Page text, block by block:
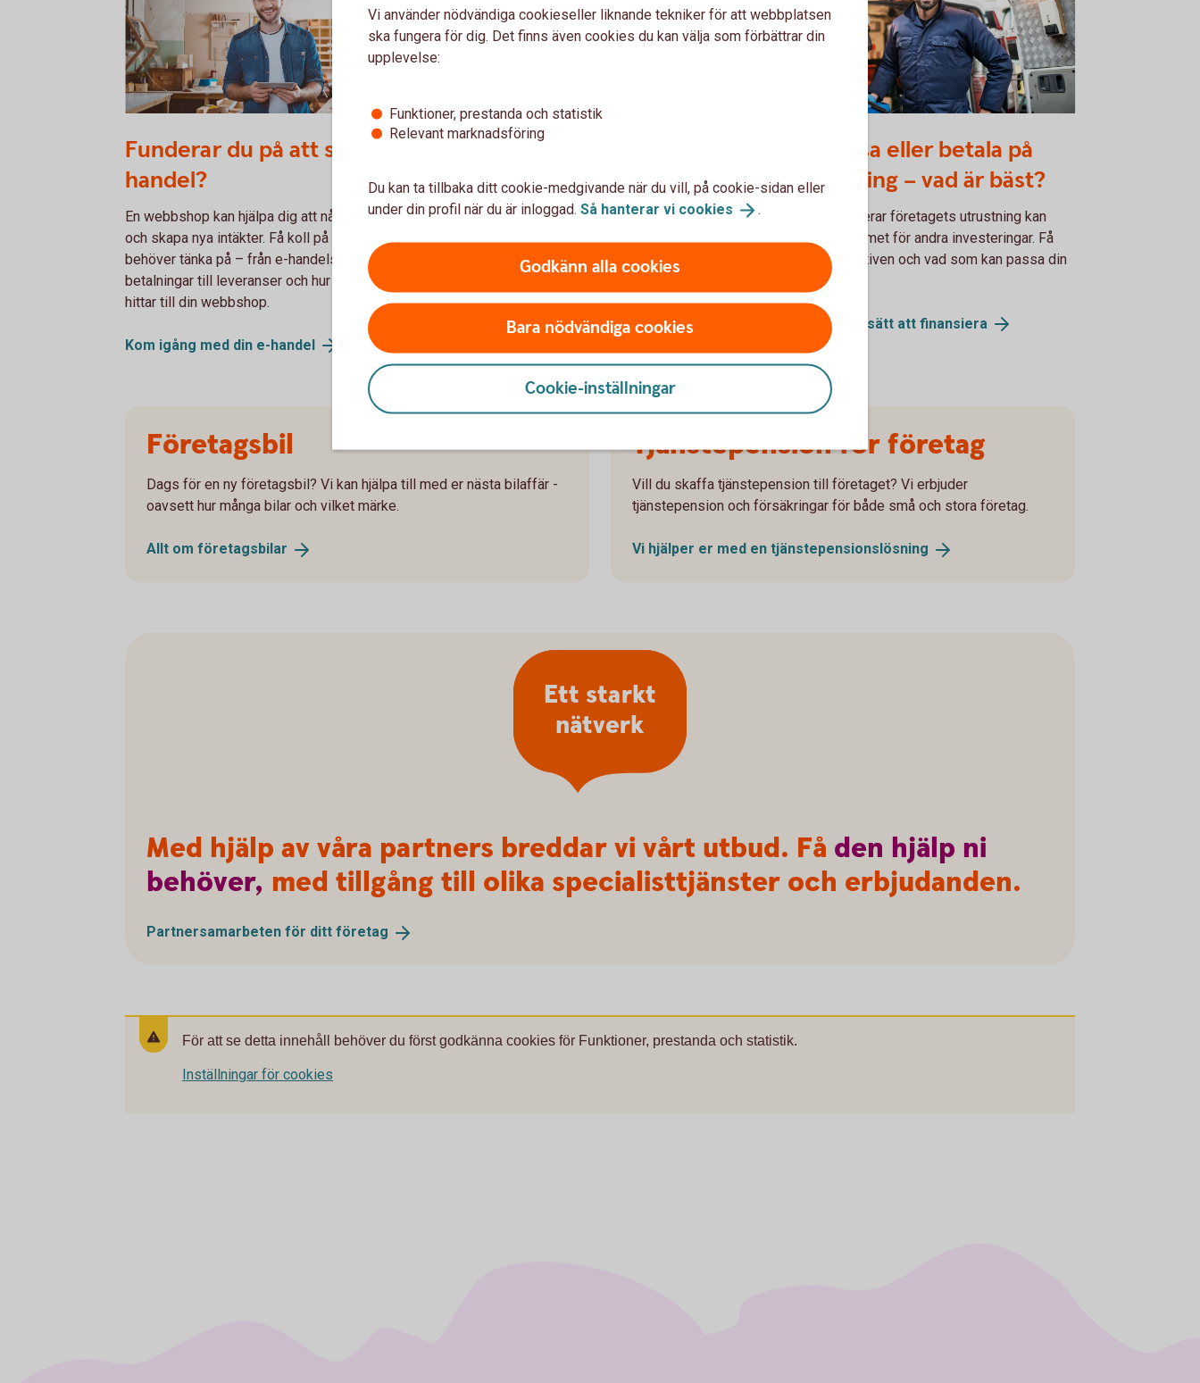
Funderar du på att starta e-
handel?
En webbshop kan hjälpa dig att nå fler kunder
och skapa nya intäkter. Få koll på vad du
behöver tänka på – från e-handelsplattform och
betalningar till leveranser och hur kunderna
hittar till din webbshop.
Kom igång med din e-handel
Two colleagues discusses.
Har du rätt skydd som
företagare?
Som företagare behöver du själv se till att du
olycksfall. Få koll på grunderna och hur du kan
ditt företag.
Äga, leasa eller betala på
avbetalning – vad är bäst?
Hur du finansierar företagets utrustning kan
påverka utrymmet för andra investeringar. Få
koll på alternativen och vad som kan passa din
verksamhet.
Jämför olika sätt att finansiera
Företagsbil
Dags för en ny företagsbil? Vi kan hjälpa till med er nästa bilaffär -
oavsett hur många bilar och vilket märke.
Allt om företagsbilar
Tjänstepension för företag
Vill du skaffa tjänstepension till företaget? Vi erbjuder
tjänstepension och försäkringar för både små och stora företag.
Vi hjälper er med en tjänstepensionslösning
Ett starkt
nätverk
Med hjälp av våra partners breddar vi vårt utbud. Få den hjälp ni
behöver, med tillgång till olika specialisttjänster och erbjudanden.
Partnersamarbeten för ditt företag
För att se detta innehåll behöver du först godkänna cookies för Funktioner, prestanda och statistik.
Inställningar för cookies
Vi använder nödvändiga cookieseller liknande tekniker för att webbplatsen
ska fungera för dig. Det finns även cookies du kan välja som förbättrar din
upplevelse:
Funktioner, prestanda och statistik
Relevant marknadsföring
Du kan ta tillbaka ditt cookie-medgivande när du vill, på cookie-sidan eller
under din profil när du är inloggad. Så hanterar vi cookies .
Godkänn alla cookies
Bara nödvändiga cookies
Cookie-inställningar